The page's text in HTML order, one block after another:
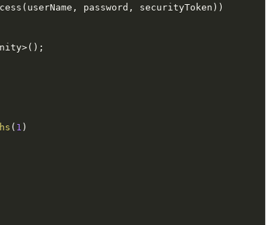
( userName , password , securityToken ) )
>( ) ;
( 1 )